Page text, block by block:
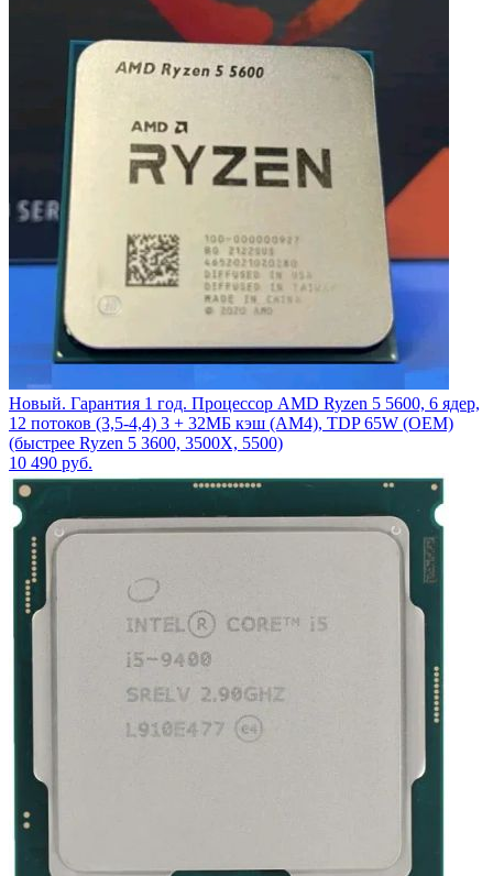
Новый. Гарантия 1 год. Процессор AMD Ryzen 5 5600, 6 ядер,
12 потоков (3,5-4,4) 3 + 32МБ кэш (AM4), TDP 65W (OEM)
(быстрее Ryzen 5 3600, 3500X, 5500)
10 490 руб.